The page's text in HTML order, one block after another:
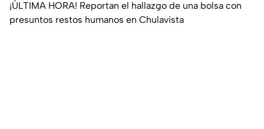
¡ÚLTIMA HORA! Reportan el hallazgo de una bolsa con
presuntos restos humanos en Chulavista